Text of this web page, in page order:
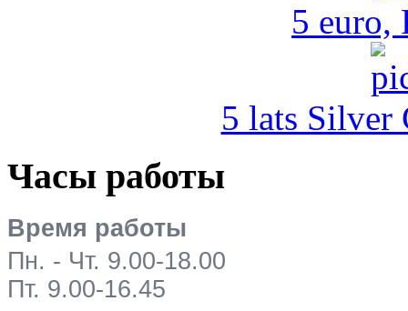
5 euro,
5 lats Silver
Часы работы
Время работы
Пн. - Чт. 9.00-18.00
Пт. 9.00-16.45